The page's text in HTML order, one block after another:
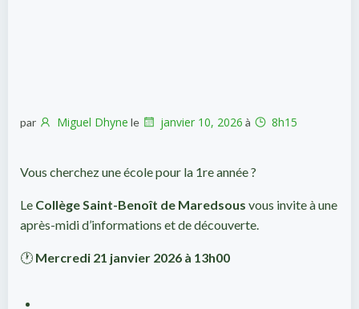
par Miguel Dhyne le janvier 10, 2026 à 8h15
Vous cherchez une école pour la 1re année ?
Le Collège Saint-Benoît de Maredsous vous invite à une
après-midi d’informations et de découverte.
🕐 Mercredi 21 janvier 2026 à 13h00